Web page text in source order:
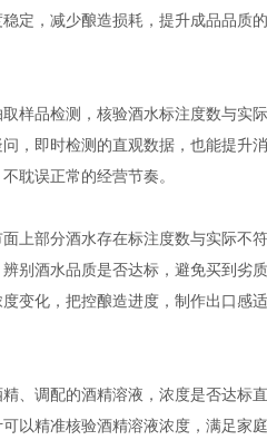
定，减少酿造损耗，提升成品品质
样品检测，核验酒水标注度数与实
，即时检测的直观数据，也能提升
耽误正常的经营节奏。
上部分酒水存在标注度数与实际不
别酒水品质是否达标，避免买到劣
变化，把控酿造进度，制作出口感
、调配的酒精溶液，浓度是否达标
以精准核验酒精溶液浓度，满足家